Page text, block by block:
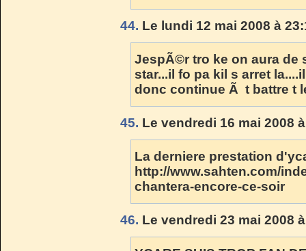
44. Le lundi 12 mai 2008 à
JespÃ©r tro ke on aura de
star...il fo pa kil s arret
donc continue Ã t battre t
45. Le vendredi 16 mai 2008
La derniere prestation
http://www.sahten.com/
chantera-encore-ce-soir
46. Le vendredi 23 mai 2008